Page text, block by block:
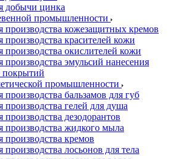
добычи цинка
промышленности
производства кожезащитных кремов
производства красителей кожи
производства окислителей кожи
производства эмульсий нанесения
промышленности
бальзамов для губ
производства гелей для душа
дезодорантов
производства жидкого мыла
производства кремов
лосьонов для тела